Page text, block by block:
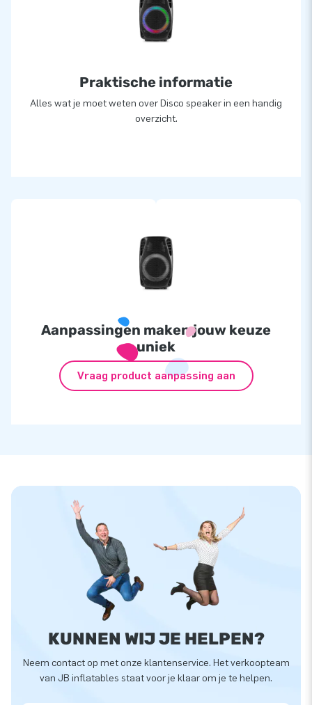
Praktische informatie
Alles wat je moet weten over Disco speaker in een handig
overzicht.
Aanpassingen maken jouw keuze
uniek
Vraag product aanpassing aan
KUNNEN WIJ JE HELPEN?
Neem contact op met onze klantenservice. Het verkoopteam
van JB inflatables staat voor je klaar om je te helpen.